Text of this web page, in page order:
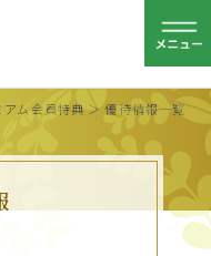
アム会員特典 ＞優待情報一覧